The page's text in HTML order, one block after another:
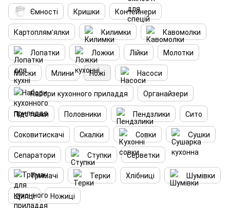
Ємності
Кришки
Контейнери
Картоплям'ялки
Килимки
Кавомолки
Лопатки
Ложки Лійки
Молотки
Миски
Млини Ножі
Насоси
Набори кухонного приладдя
Органайзери
Підставки
Половники Пендзлики
Сито
Соковитискачі
Скалки Совки
Cушки
Сепаратори
Ступки
Серветки
Тримачі
Терки Хлібниці
Шумівки
Щипці
Ножиці